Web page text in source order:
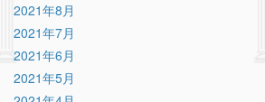
2021年8月
2021年7月
2021年6月
2021年5月